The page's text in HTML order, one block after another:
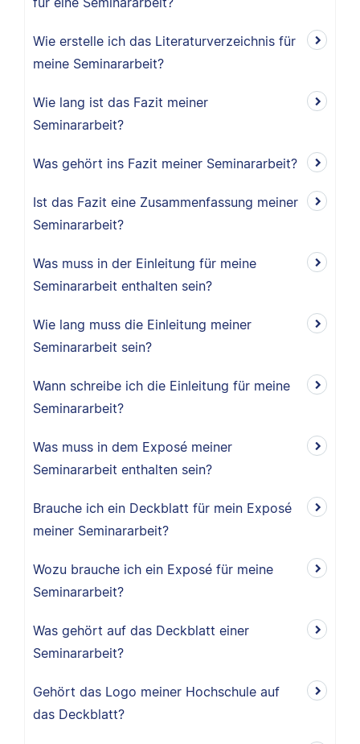
Wie erstelle ich das Literaturverzeichnis für
meine Seminararbeit?
Wie lang ist das Fazit meiner
Seminararbeit?
Was gehört ins Fazit meiner Seminararbeit?
Ist das Fazit eine Zusammenfassung meiner
Seminararbeit?
Was muss in der Einleitung für meine
Seminararbeit enthalten sein?
Wie lang muss die Einleitung meiner
Seminararbeit sein?
Wann schreibe ich die Einleitung für meine
Seminararbeit?
Was muss in dem Exposé meiner
Seminararbeit enthalten sein?
Brauche ich ein Deckblatt für mein Exposé
meiner Seminararbeit?
Wozu brauche ich ein Exposé für meine
Seminararbeit?
Was gehört auf das Deckblatt einer
Seminararbeit?
Gehört das Logo meiner Hochschule auf
das Deckblatt?